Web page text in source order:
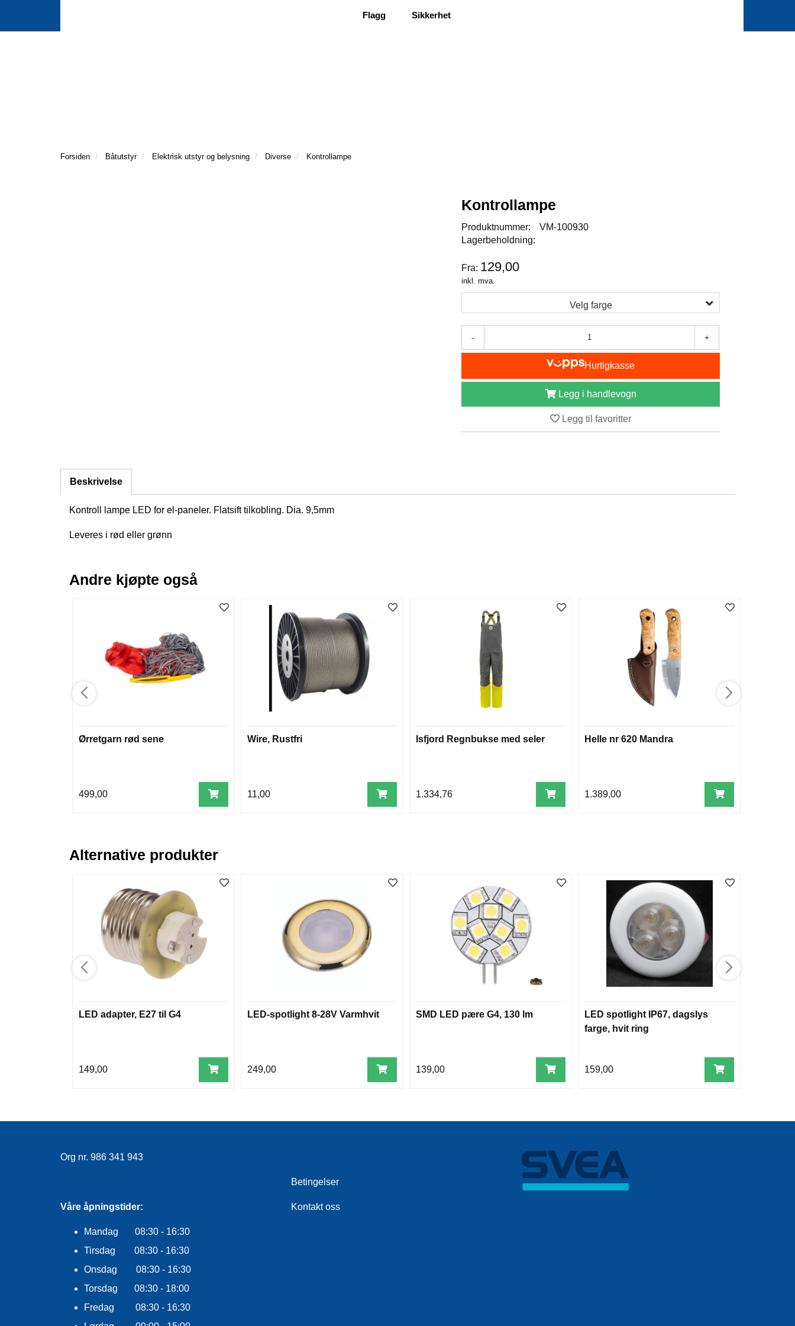
Flagg Sikkerhet
Forsiden Båtutstyr Elektrisk utstyr og belysning Diverse Kontrollampe
Kontrollampe
Produktnummer:
VM-100930
Lagerbeholdning:
Fra: 129,00
inkl. mva.
Velg farge
- +
Hurtigkasse
Legg i handlevogn
Legg til favoritter
Beskrivelse
Kontroll lampe LED for el-paneler. Flatsift tilkobling. Dia. 9,5mm
Leveres i rød eller grønn
Andre kjøpte også
Ørretgarn rød sene
499,00
Wire, Rustfri
11,00
Isfjord Regnbukse med seler
1.334,76
Helle nr 620 Mandra
1.389,00
Alternative produkter
LED adapter, E27 til G4
149,00
LED-spotlight 8-28V Varmhvit
249,00
SMD LED pære G4, 130 lm
139,00
LED spotlight IP67, dagslys
farge, hvit ring
159,00
Org nr. 986 341 943
Våre åpningstider:
Mandag 08:30 - 16:30
Tirsdag 08:30 - 16:30
Onsdag 08:30 - 16:30
Torsdag 08:30 - 18:00
Fredag 08:30 - 16:30
Betingelser
Kontakt oss